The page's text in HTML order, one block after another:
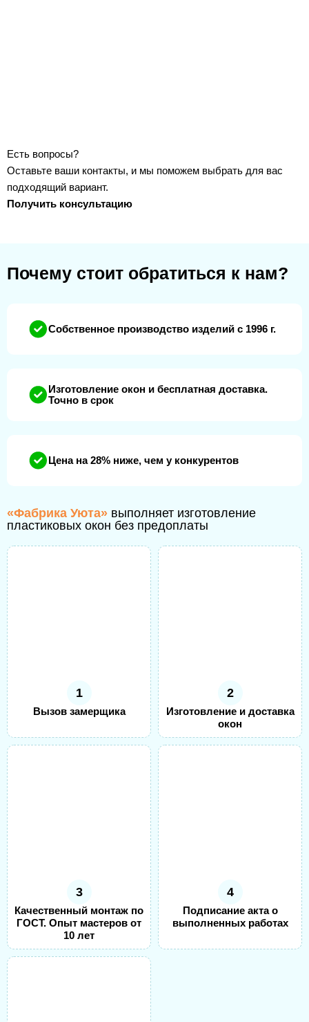
Есть вопросы?
Оставьте ваши контакты, и мы поможем выбрать для вас
подходящий вариант.
Получить консультацию
Почему стоит обратиться к нам?
Собственное производство изделий с 1996 г.
Изготовление окон и бесплатная доставка.
Точно в срок
Цена на 28% ниже, чем у конкурентов
«Фабрика Уюта» выполняет изготовление
пластиковых окон без предоплаты
1
Вызов замерщика
2
Изготовление и доставка
окон
3
Качественный монтаж по
ГОСТ. Опыт мастеров от
10 лет
4
Подписание акта о
выполненных работах